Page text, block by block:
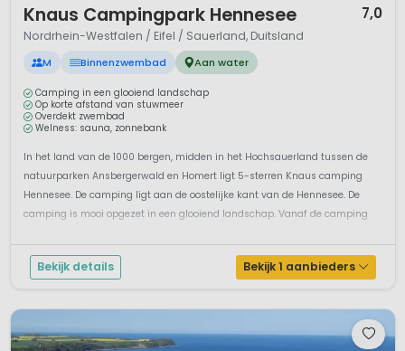
Knaus Campingpark Hennesee 7,0
Nordrhein-Westfalen / Eifel / Sauerland, Duitsland
M Binnenzwembad Aan water
Camping in een glooiend landschap
Op korte afstand van stuwmeer
Overdekt zwembad
Welness: sauna, zonnebank
In het land van de 1000 bergen, midden in het Hochsauerland tussen de
natuurparken Ansbergerwald en Homert ligt 5-sterren Knaus camping
Hennesee. De camping ligt aan de oostelijke kant van de Hennesee. De
camping is mooi opgezet in een glooiend landschap. Vanaf de camping
uitgangspu...
Bekijk details Bekijk 1 aanbieders